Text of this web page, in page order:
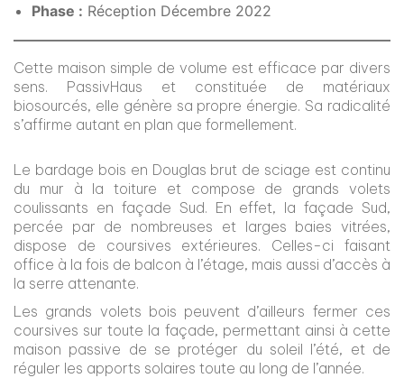
Phase : Réception Décembre 2022
Cette maison simple de volume est efficace par divers
sens. PassivHaus et constituée de matériaux
biosourcés, elle génère sa propre énergie. Sa radicalité
s’affirme autant en plan que formellement.
Le bardage bois en Douglas brut de sciage est continu
du mur à la toiture et compose de grands volets
coulissants en façade Sud. En effet, la façade Sud,
percée par de nombreuses et larges baies vitrées,
dispose de coursives extérieures. Celles-ci faisant
office à la fois de balcon à l’étage, mais aussi d’accès à
la serre attenante.
Les grands volets bois peuvent d’ailleurs fermer ces
coursives sur toute la façade, permettant ainsi à cette
maison passive de se protéger du soleil l’été, et de
réguler les apports solaires toute au long de l’année.